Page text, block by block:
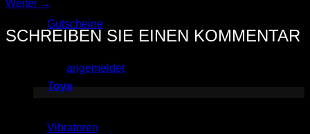
Gutscheine
Toys
Vibratoren
Weiter →
SCHREIBEN SIE EINEN KOMMENTAR
angemeldetsein, um einen Kommentar
abzugeben.